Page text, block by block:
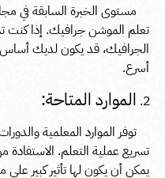
مستوى الخبرة السابقة في
تعلم الموشن جرافيك. إذا كنت
الجرافيك، قد يكون لديك
أسرع.
الموارد المتاحة:
توفر الموارد المعلمية
تسريع عملية التعلم.
يمكن أن يكون لها تأثير كبير